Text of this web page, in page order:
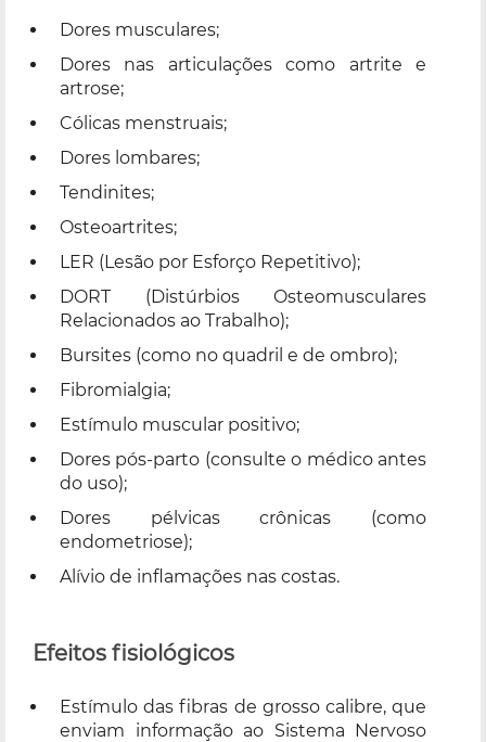
Dores musculares;
Dores nas articulações como artrite e
artrose;
Cólicas menstruais;
Dores lombares;
Tendinites;
Osteoartrites;
LER (Lesão por Esforço Repetitivo);
DORT (Distúrbios Osteomusculares
Relacionados ao Trabalho);
Bursites (como no quadril e de ombro);
Fibromialgia;
Estímulo muscular positivo;
Dores pós-parto (consulte o médico antes
do uso);
Dores pélvicas crônicas (como
endometriose);
Alívio de inflamações nas costas.
Efeitos fisiológicos
Estímulo das fibras de grosso calibre, que
enviam informação ao Sistema Nervoso